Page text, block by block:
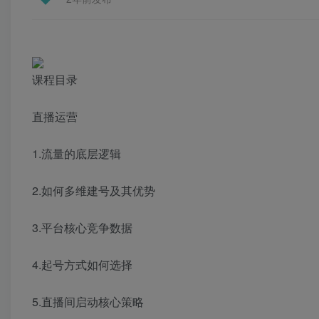
课程目录
直播运营
1.流量的底层逻辑
2.如何多维建号及其优势
3.平台核心竞争数据
4.起号方式如何选择
5.直播间启动核心策略